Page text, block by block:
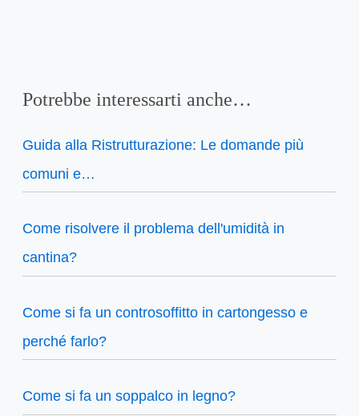
Potrebbe interessarti anche…
Guida alla Ristrutturazione: Le domande più
comuni e…
Come risolvere il problema dell'umidità in
cantina?
Come si fa un controsoffitto in cartongesso e
perché farlo?
Come si fa un soppalco in legno?